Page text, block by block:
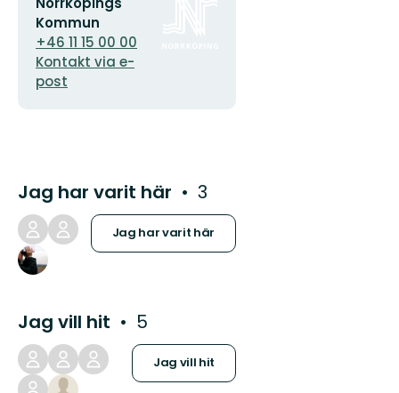
postadress
Kommun
+46 11 15 00 00
Kontakt via e-
post
Jag har varit här 3
Jag har varit här
Jag vill hit 5
Jag vill hit